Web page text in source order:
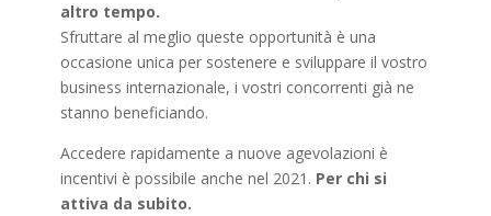
altro tempo.
Sfruttare al meglio queste opportunità è una
occasione unica per sostenere e sviluppare il vostro
business internazionale, i vostri concorrenti già ne
stanno beneficiando.
Accedere rapidamente a nuove agevolazioni è
incentivi è possibile anche nel 2021. Per chi si
attiva da subito.